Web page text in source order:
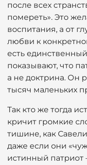
после всех
помереть». Это
воспитания, а от
любви к
есть
показывают, что
а не доктрина. Он
тысяч маленьких
Так кто же тогда
кричит громкие
тишине, как
даже если они
истинный патриот